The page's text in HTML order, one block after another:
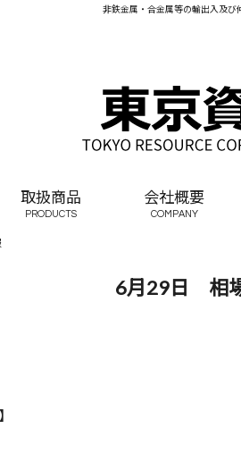
非鉄金属・合金属等の輸出入及び
取扱商品
PRODUCTS
会社概要
COMPANY
6月29日 相